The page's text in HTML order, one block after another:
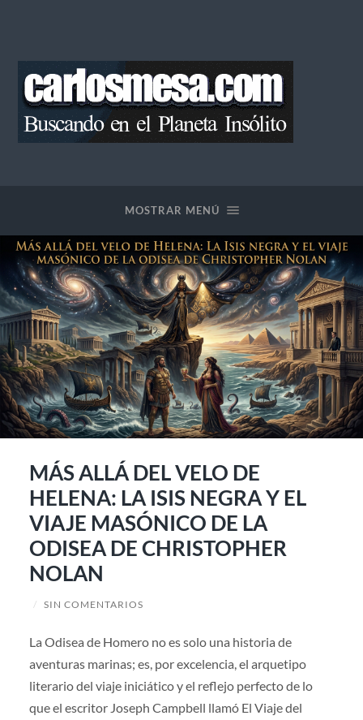
MOSTRAR MENÚ
MÁS ALLÁ DEL VELO DE
HELENA: LA ISIS NEGRA Y EL
VIAJE MASÓNICO DE LA
ODISEA DE CHRISTOPHER
NOLAN
/ SIN COMENTARIOS
La Odisea de Homero no es solo una historia de
aventuras marinas; es, por excelencia, el arquetipo
literario del viaje iniciático y el reflejo perfecto de lo
que el escritor Joseph Campbell llamó El Viaje del